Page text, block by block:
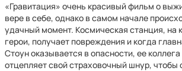
«Гравитация» очень красивый фильм о
вере в себе, однако в самом начале
удачный момент. Космическая станция, на
герои, получает повреждения и когда
Стоун оказывается в опасности, ее
отцепляет свой страховочный шнур, чтобы